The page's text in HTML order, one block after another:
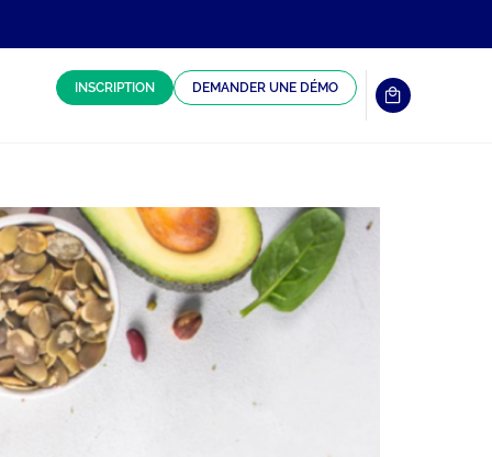
INSCRIPTION DEMANDER UNE DÉMO